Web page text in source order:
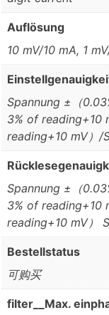
Auflösung
10 mV/10 mA, 1
Spannung ±（
3% of reading+10
reading+10 mV）/
Spannung ±（
3% of reading+10
reading+10 mV）
Bestellstatus
可购买
filter__Max.